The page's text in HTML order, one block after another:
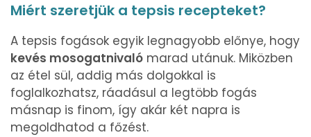
Miért szeretjük a tepsis recepteket?
A tepsis fogások egyik legnagyobb előnye, hogy
kevés mosogatnivaló marad utánuk. Miközben
az étel sül, addig más dolgokkal is
foglalkozhatsz, ráadásul a legtöbb fogás
másnap is finom, így akár két napra is
megoldhatod a főzést.